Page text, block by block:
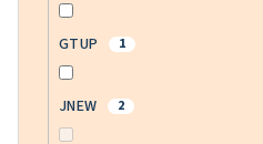
GTUP 1
JNEW 2